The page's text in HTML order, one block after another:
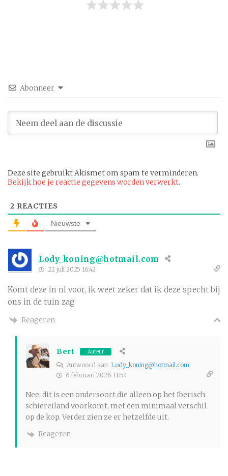
Abonneer
Deze site gebruikt Akismet om spam te verminderen.
Bekijk hoe je reactie gegevens worden verwerkt.
2 REACTIES
Nieuwste
Lody_koning@hotmail.com
22 juli 2025 16:42
Komt deze in nl voor, ik weet zeker dat ik deze specht bij
ons in de tuin zag
Reageren
Bert Auteur
Antwoord aan Lody_koning@hotmail.com
6 februari 2026 11:54
Nee, dit is een ondersoort die alleen op het Iberisch
schiereiland voorkomt, met een minimaal verschil
op de kop. Verder zien ze er hetzelfde uit.
Reageren